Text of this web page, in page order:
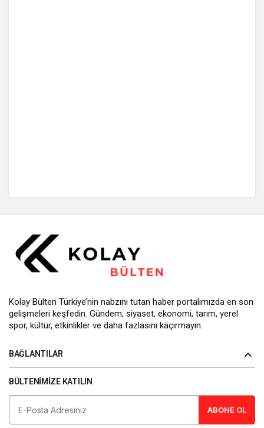
Kolay Bülten Türkiye’nin nabzını tutan haber portalımızda en son
gelişmeleri keşfedin. Gündem, siyaset, ekonomi, tarım, yerel
spor, kültür, etkinlikler ve daha fazlasını kaçırmayın.
BAĞLANTILAR
BÜLTENIMIZE KATILIN
ABONE OL